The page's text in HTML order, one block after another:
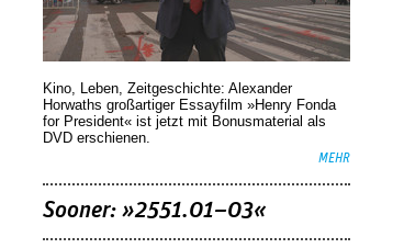
Kino, Leben, Zeitgeschichte: Alexander
Horwaths großartiger Essayfilm »Henry Fonda
for President« ist jetzt mit Bonusmaterial als
DVD erschienen.
MEHR
Sooner: »2551.01–03«